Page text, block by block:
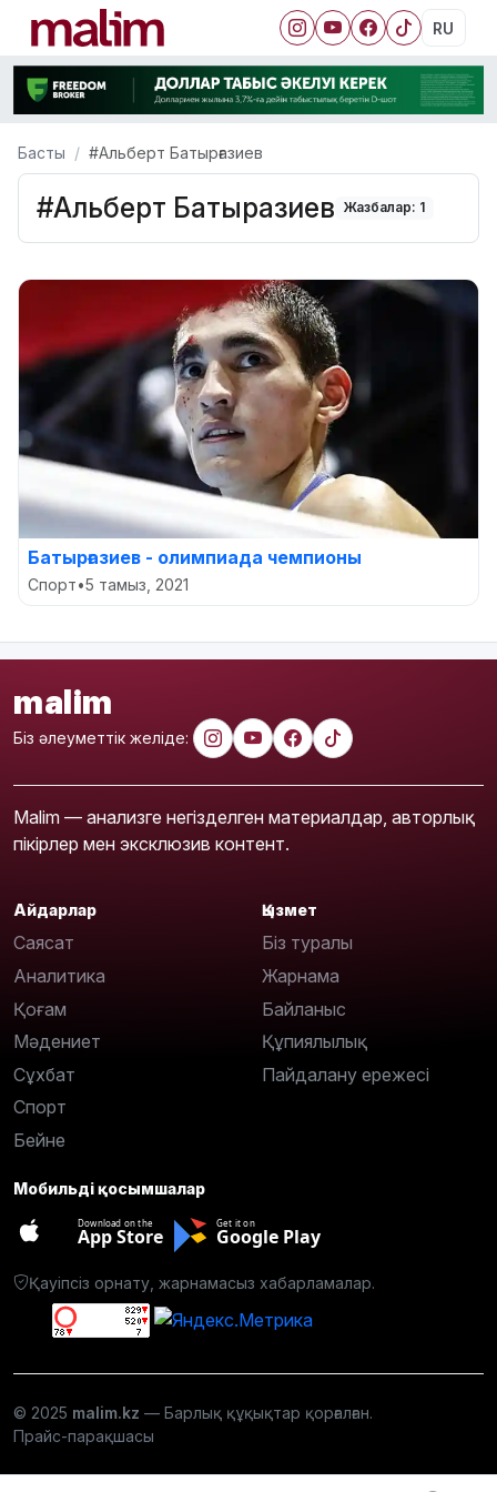
RU
Басты #Альберт Батырғазиев
#Альберт Батырғазиев Жазбалар: 1
Батырғазиев - олимпиада чемпионы
Спорт•5 тамыз, 2021
malim
Біз әлеуметтік желіде:
Malim — анализге негізделген материалдар, авторлық
пікірлер мен эксклюзив контент.
Айдарлар
Саясат
Аналитика
Қоғам
Мәдениет
Сұхбат
Спорт
Бейне
Қызмет
Біз туралы
Жарнама
Байланыс
Құпиялылық
Пайдалану ережесі
Мобильді қосымшалар
Download on the
App Store
Get it on
Google Play
Қауіпсіз орнату, жарнамасыз хабарламалар.
© 2025 malim.kz — Барлық құқықтар қорғалған.
Прайс-парақшасы